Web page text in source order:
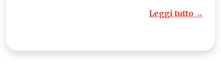
Leggi tutto →